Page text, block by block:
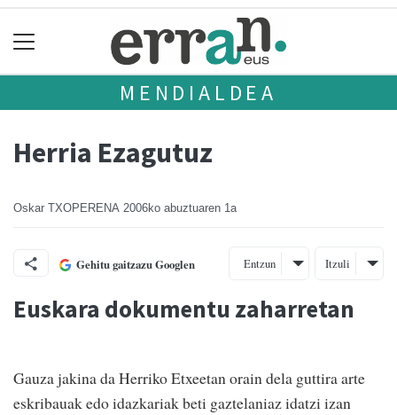
MENDIALDEA
Herria Ezagutuz
Oskar TXOPERENA 2006ko abuztuaren 1a
Gehitu gaitzazu Googlen Entzun Itzuli
Euskara dokumentu zaharretan
Gauza jakina da Herriko Etxeetan orain dela guttira arte
eskribauak edo idazkariak beti gaztelaniaz idatzi izan